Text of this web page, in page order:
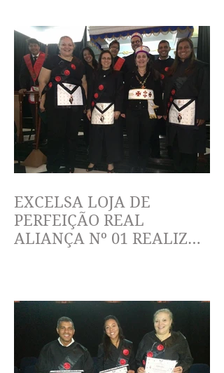
EXCELSA LOJA DE
PERFEIÇÃO REAL
ALIANÇA Nº 01 REALIZA